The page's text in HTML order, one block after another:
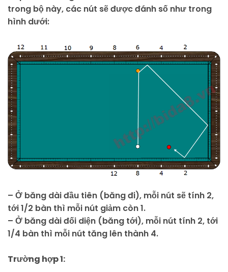
trong bộ này, các nút sẽ được đánh số như trong
hình dưới:
– Ở băng dài đầu tiên (băng đi), mỗi nút sẽ tính 2,
tới 1/2 bàn thì mỗi nút giảm còn 1.
– Ở băng dài đối diện (băng tới), mỗi nút tính 2, tới
1/4 bàn thì mỗi nút tăng lên thành 4.
Trường hợp 1: